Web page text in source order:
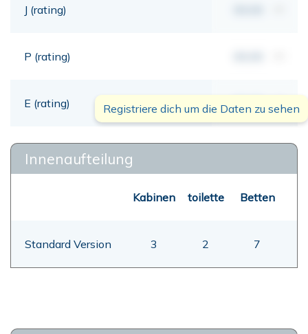
J (rating)
P (rating)
E (rating) 00,00 mt
Registriere dich um die Daten zu sehen
Innenaufteilung
Kabinen toilette Betten
Standard Version 3 2 7